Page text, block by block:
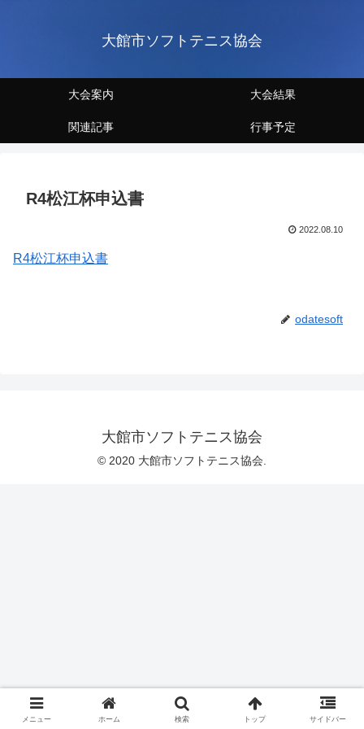
大館市ソフトテニス協会
大会案内 大会結果
関連記事 行事予定
R4松江杯申込書
2022.08.10
R4松江杯申込書
odatesoft
大館市ソフトテニス協会
© 2020 大館市ソフトテニス協会.
メニュー ホーム 検索 トップ サイドバー